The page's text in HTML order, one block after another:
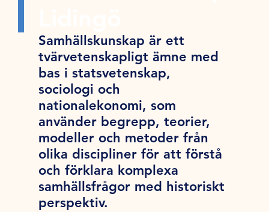
Samhällskunskap är ett
tvärvetenskapligt ämne med
bas i statsvetenskap,
sociologi och
nationalekonomi, som
använder begrepp, teorier,
modeller och metoder från
olika discipliner för att förstå
och förklara komplexa
samhällsfrågor med historiskt
perspektiv.